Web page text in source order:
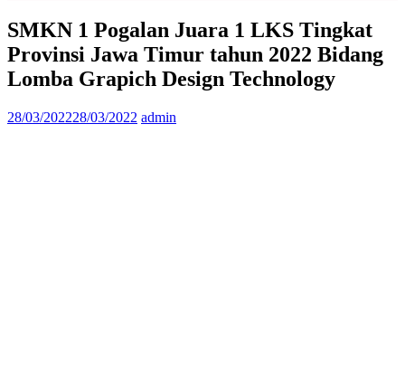
SMKN 1 Pogalan Juara 1 LKS Tingkat
Provinsi Jawa Timur tahun 2022 Bidang
Lomba Grapich Design Technology
28/03/202228/03/2022 admin